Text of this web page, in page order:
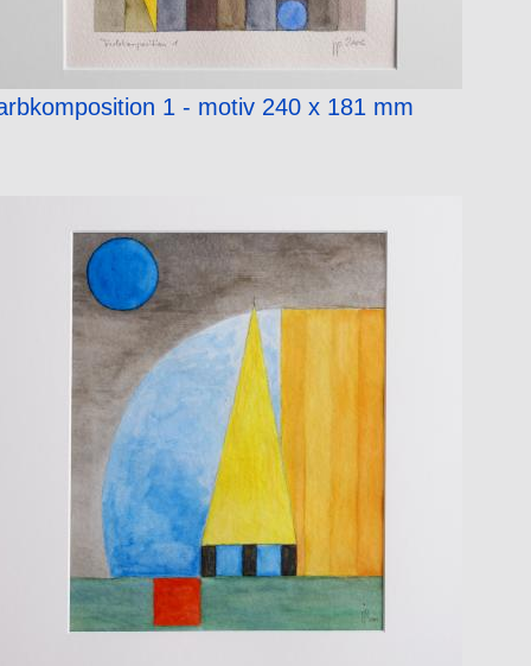
1 - motiv 240 x 181 mm